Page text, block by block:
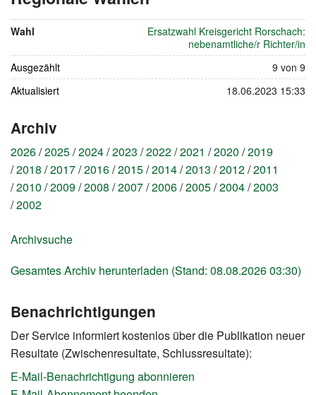
18.
Juni
2023
Wahl
Ersatzwahl Kreisgericht Rorschach:
nebenamtliche/r Richter/in
Ausgezählt
9 von 9
Aktualisiert
18.06.2023 15:33
Archiv
2026 2025 2024 2023 2022 2021 2020 2019
2018 2017 2016 2015 2014 2013 2012 2011
2010 2009 2008 2007 2006 2005 2004 2003
2002
Archivsuche
Gesamtes Archiv herunterladen (Stand: 08.08.2026 03:30)
Benachrichtigungen
Der Service informiert kostenlos über die Publikation neuer
Resultate (Zwischenresultate, Schlussresultate):
E-Mail-Benachrichtigung abonnieren